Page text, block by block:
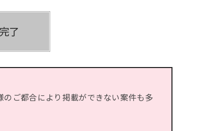
ご都合により掲載ができない案件も多